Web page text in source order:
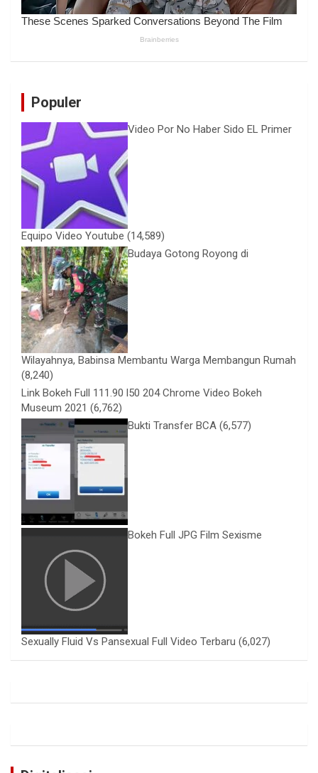
Populer
Video Por No Haber Sido EL Primer
Equipo Video Youtube (14,589)
Budaya Gotong Royong di
Wilayahnya, Babinsa Membantu Warga Membangun Rumah
(8,240)
Link Bokeh Full 111.90 l50 204 Chrome Video Bokeh
Museum 2021 (6,762)
Bukti Transfer BCA (6,577)
Bokeh Full JPG Film Sexisme
Sexually Fluid Vs Pansexual Full Video Terbaru (6,027)